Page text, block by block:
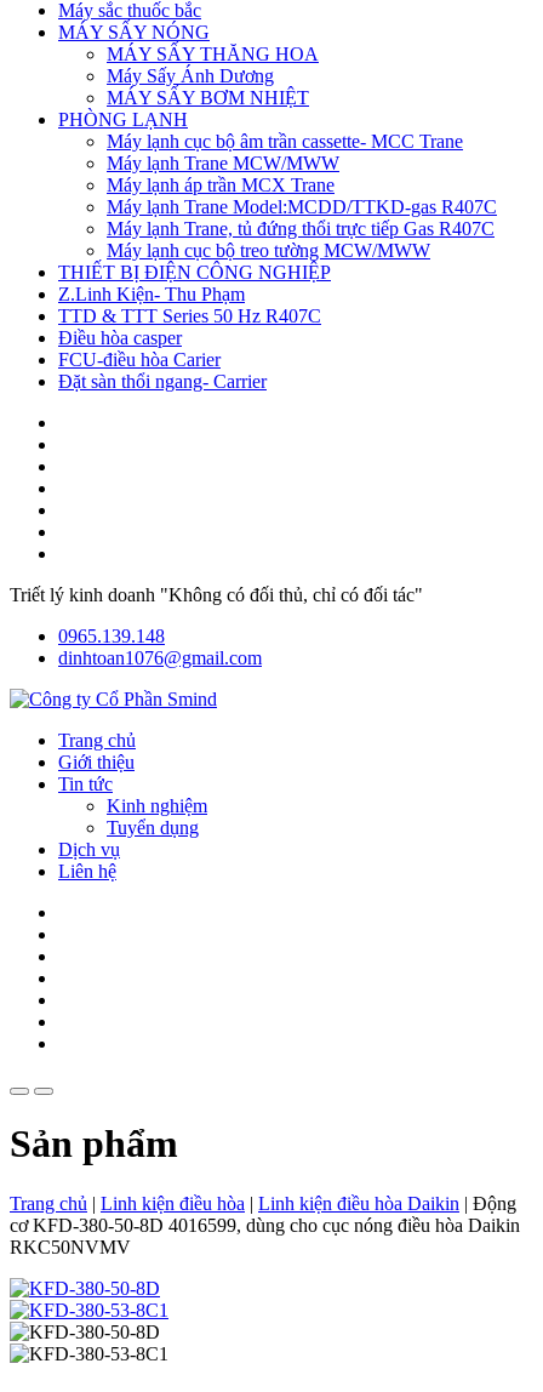
Máy sắc thuốc bắc
MÁY SẤY NÓNG
MÁY SẤY THĂNG HOA
Máy Sấy Ánh Dương
MÁY SẤY BƠM NHIỆT
PHÒNG LẠNH
Máy lạnh cục bộ âm trần cassette- MCC Trane
Máy lạnh Trane MCW/MWW
Máy lạnh áp trần MCX Trane
Máy lạnh Trane Model:MCDD/TTKD-gas R407C
Máy lạnh Trane, tủ đứng thổi trực tiếp Gas R407C
Máy lạnh cục bộ treo tường MCW/MWW
THIẾT BỊ ĐIỆN CÔNG NGHIỆP
Z.Linh Kiện- Thu Phạm
TTD & TTT Series 50 Hz R407C
Điều hòa casper
FCU-điều hòa Carier
Đặt sàn thổi ngang- Carrier
Triết lý kinh doanh "Không có đối thủ, chỉ có đối tác"
0965.139.148
dinhtoan1076@gmail.com
Trang chủ
Giới thiệu
Tin tức
Kinh nghiệm
Tuyển dụng
Dịch vụ
Liên hệ
Sản phẩm
Trang chủ | Linh kiện điều hòa | Linh kiện điều hòa Daikin | Động
cơ KFD-380-50-8D 4016599, dùng cho cục nóng điều hòa Daikin
RKC50NVMV